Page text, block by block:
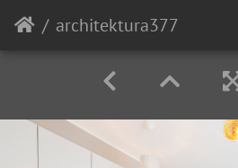
architektura377